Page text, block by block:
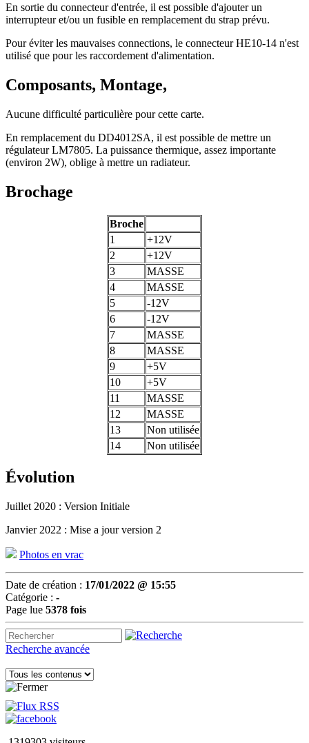
En sortie du connecteur d'entrée, il est possible d'ajouter un
interrupteur et/ou un fusible en remplacement du strap prévu.
Pour éviter les mauvaises connections, le connecteur HE10-14 n'est
utilisé que pour les raccordement d'alimentation.
Composants, Montage,
Aucune difficulté particulière pour cette carte.
En remplacement du DD4012SA, il est possible de mettre un
régulateur LM7805. La puissance thermique, assez importante
(environ 2W), oblige à mettre un radiateur.
Brochage
Broche
1
+12V
2
+12V
3
MASSE
4
MASSE
5
-12V
6
-12V
7
MASSE
8
MASSE
9
+5V
10
+5V
11
MASSE
12
MASSE
13
Non utilisée
14
Non utilisée
Évolution
Juillet 2020 : Version Initiale
Janvier 2022 : Mise a jour version 2
Photos en vrac
Date de création : 17/01/2022 @ 15:55
Catégorie : -
Page lue 5378 fois
Recherche avancée